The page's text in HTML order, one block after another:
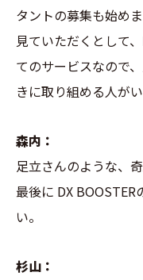
タントの募集も始め
見ていただくとして
てのサービスなので
きに取り組める人が
森内：
足立さんのような、
最後に DX
い。
杉山：